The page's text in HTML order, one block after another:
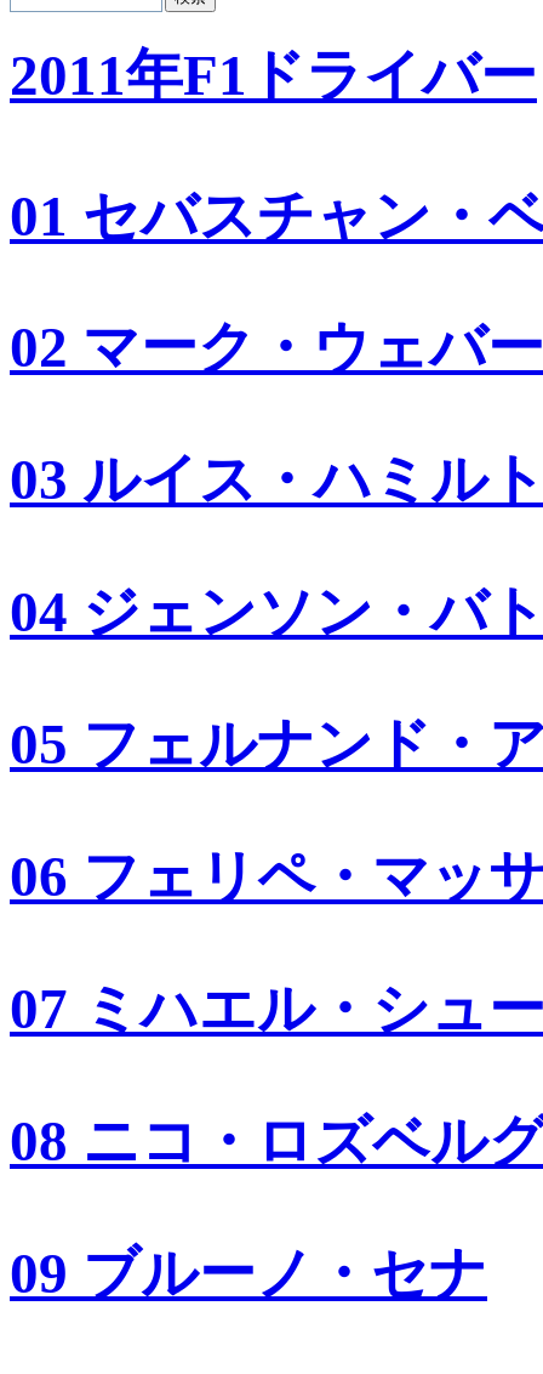
2011年F1ドライバー
01 セバスチャン・
02 マーク・ウェバー
03 ルイス・ハミル
04 ジェンソン・バ
05 フェルナンド・
06 フェリペ・マッ
07 ミハエル・シュ
08 ニコ・ロズベル
09 ブルーノ・セナ